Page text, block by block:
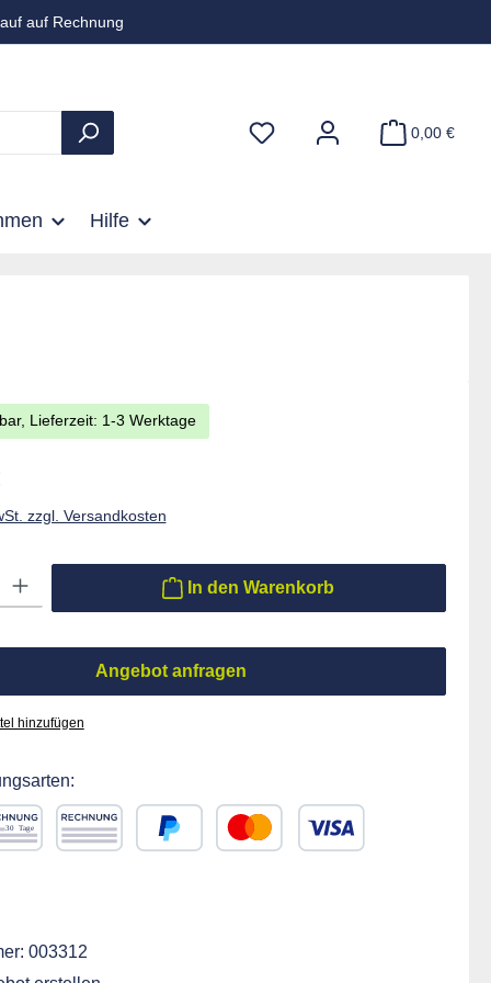
auf Rechnung
0,00 €
Hilfe
Lieferzeit: 1-3 Werktage
zzgl. Versandkosten
In den Warenkorb
Angebot anfragen
hinzufügen
003312